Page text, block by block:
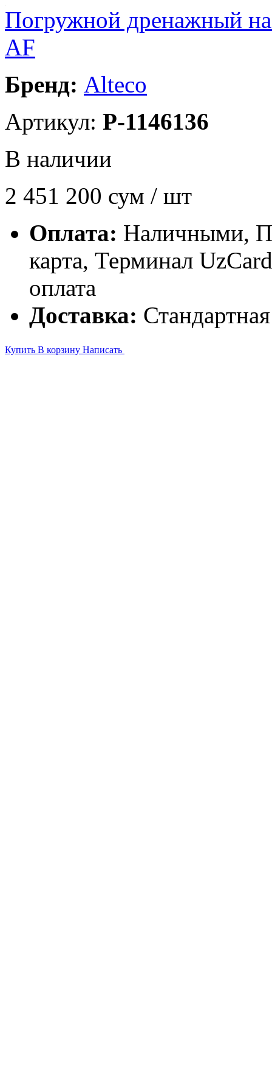
Погружной дренажный
AF
Бренд: Alteco
Артикул: P-1146136
В наличии
2 451 200 сум / шт
Оплата: Наличными,
карта, Терминал
оплата
Доставка:
Купить В корзину Написать